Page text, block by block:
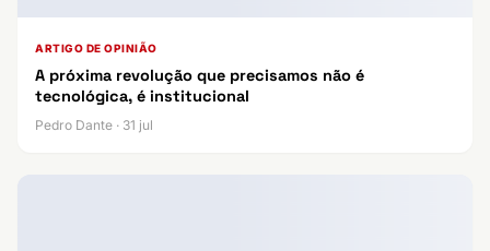
ARTIGO DE OPINIÃO
A próxima revolução que precisamos não é
tecnológica, é institucional
Pedro Dante · 31 jul